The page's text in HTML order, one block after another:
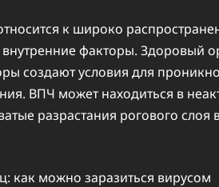
к широко
факторы. Здоровый
создают условия для
ВПЧ может находиться в
разрастания рогового